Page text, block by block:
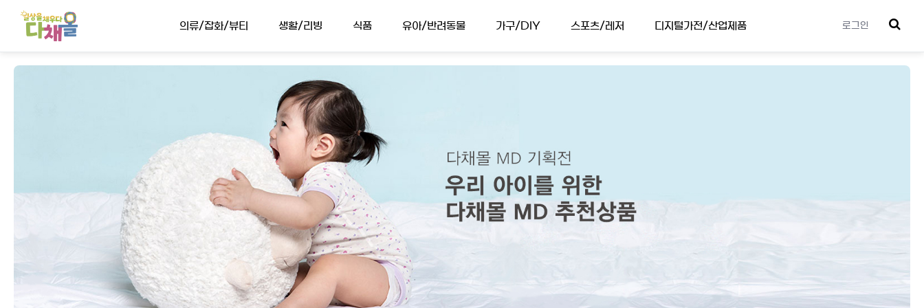
로그인
의류/잡화/뷰티 생활/리빙 식품 유아/반려동물 가구/DIY 스포츠/레저 디지털가전/산업제품